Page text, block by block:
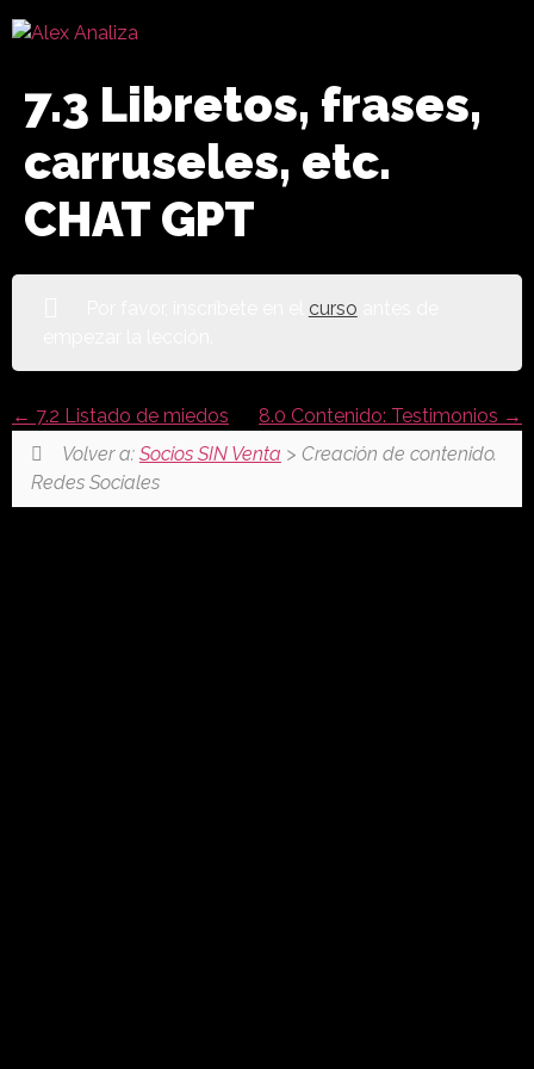
7.3 Libretos, frases,
carruseles, etc.
CHAT GPT
curso
7.2 Listado de miedos
8.0 Contenido: Testimonios
Volver a: Socios SIN Venta > Creación de contenido.
Redes Sociales